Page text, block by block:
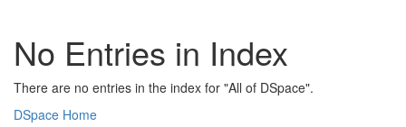
No Entries in Index
There are no entries in the index for "All of DSpace".
DSpace Home